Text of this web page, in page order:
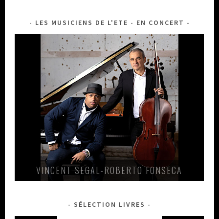
LES MUSICIENS DE L'ETE - EN CONCERT
VINCENT SEGAL-ROBERTO FONSECA
SÉLECTION LIVRES